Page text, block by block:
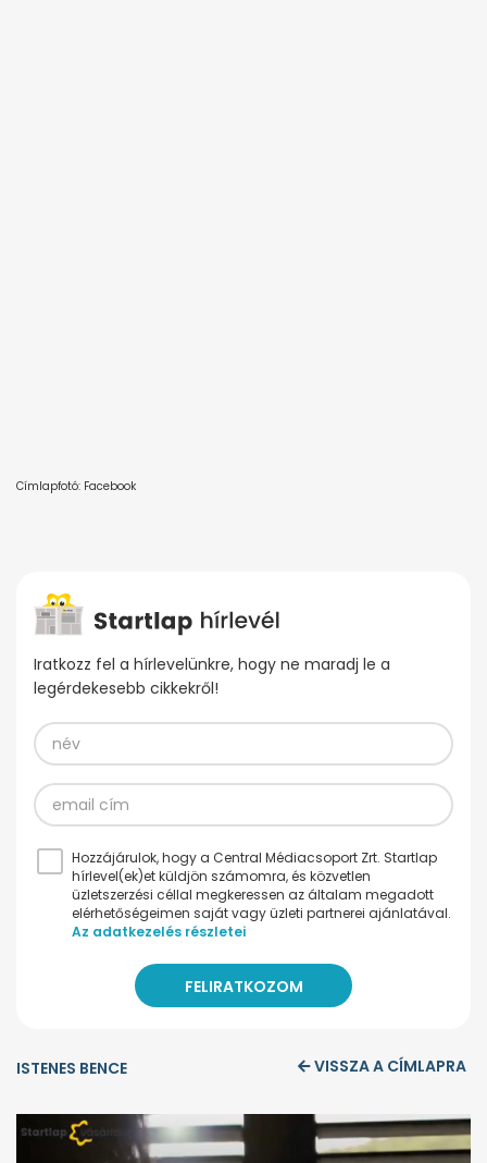
Címlapfotó: Facebook
Iratkozz fel a hírlevelünkre, hogy ne maradj le a
legérdekesebb cikkekről!
Hozzájárulok, hogy a Central Médiacsoport Zrt. Startlap
hírlevel(ek)et küldjön számomra, és közvetlen
üzletszerzési céllal megkeressen az általam megadott
elérhetőségeimen saját vagy üzleti partnerei ajánlatával.
Az adatkezelés részletei
ISTENES BENCE VISSZA A CÍMLAPRA